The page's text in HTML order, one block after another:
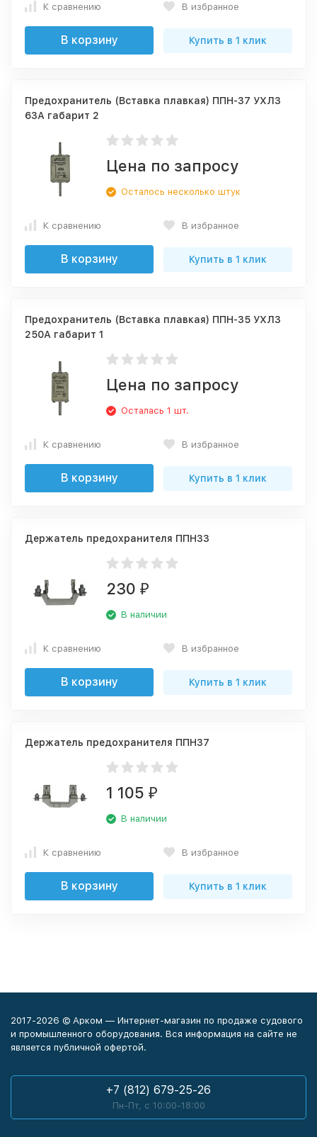
К сравнению В избранное
В корзину Купить в 1 клик
Предохранитель (Вставка плавкая) ППН-37 УХЛ3
63А габарит 2
Цена по запросу
Осталось несколько штук
К сравнению В избранное
В корзину Купить в 1 клик
Предохранитель (Вставка плавкая) ППН-35 УХЛ3
250А габарит 1
Цена по запросу
Осталась 1 шт.
К сравнению В избранное
В корзину Купить в 1 клик
Держатель предохранителя ППН33
230 ₽
В наличии
К сравнению В избранное
В корзину Купить в 1 клик
Держатель предохранителя ППН37
1 105 ₽
В наличии
К сравнению В избранное
В корзину Купить в 1 клик
2017-2026 © Арком — Интернет-магазин по продаже судового
и промышленного оборудования. Вся информация на сайте не
является публичной офертой.
+7 (812) 679-25-26
Пн-Пт, с 10:00-18:00